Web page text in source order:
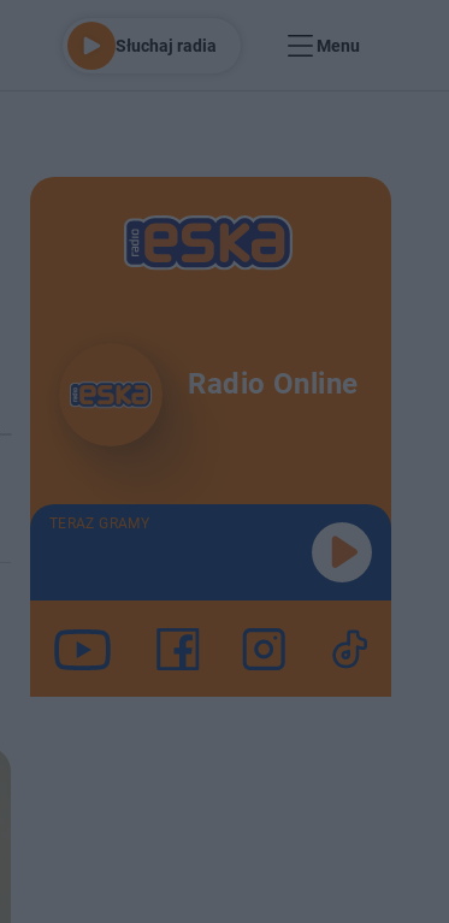
Słuchaj radia Menu
Radio Online
TERAZ GRAMY